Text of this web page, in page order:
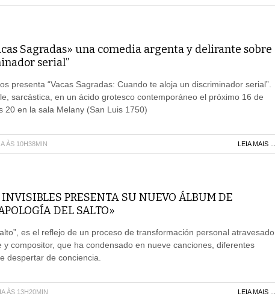
Sagradas» una comedia argenta y delirante sobre
serial”
presenta “Vacas Sagradas: Cuando te aloja un discriminador serial”.
sarcástica, en un ácido grotesco contemporáneo el próximo 16 de
20 en la sala Melany (San Luis 1750)
ÀS 10H38MIN LEIA MAIS ...
INVISIBLES PRESENTA SU NUEVO ÁLBUM DE
DEL SALTO»
es el reflejo de un proceso de transformación personal atravesado
y compositor, que ha condensado en nueve canciones, diferentes
despertar de conciencia.
ÀS 13H20MIN LEIA MAIS ...